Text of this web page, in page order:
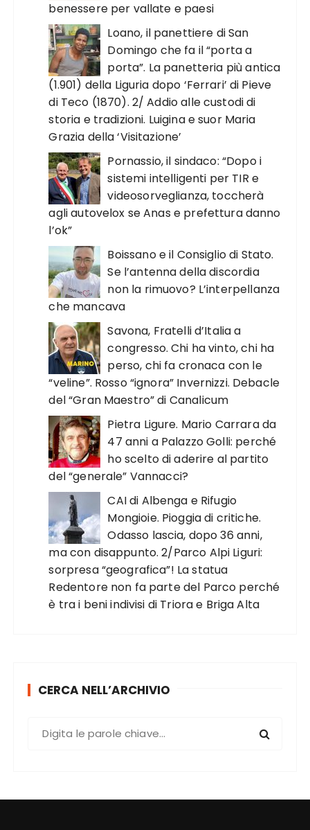
benessere per vallate e paesi
Loano, il panettiere di San
Domingo che fa il “porta a
porta”. La panetteria più antica
(1.901) della Liguria dopo ‘Ferrari’ di Pieve
di Teco (1870). 2/ Addio alle custodi di
storia e tradizioni. Luigina e suor Maria
Grazia della ‘Visitazione’
Pornassio, il sindaco: “Dopo i
sistemi intelligenti per TIR e
videosorveglianza, toccherà
agli autovelox se Anas e prefettura danno
l’ok”
Boissano e il Consiglio di Stato.
Se l’antenna della discordia
non la rimuovo? L’interpellanza
che mancava
Savona, Fratelli d’Italia a
congresso. Chi ha vinto, chi ha
perso, chi fa cronaca con le
“veline”. Rosso “ignora” Invernizzi. Debacle
del “Gran Maestro” di Canalicum
Pietra Ligure. Mario Carrara da
47 anni a Palazzo Golli: perché
ho scelto di aderire al partito
del “generale” Vannacci?
CAI di Albenga e Rifugio
Mongioie. Pioggia di critiche.
Odasso lascia, dopo 36 anni,
ma con disappunto. 2/Parco Alpi Liguri:
sorpresa “geografica”! La statua
Redentore non fa parte del Parco perché
è tra i beni indivisi di Triora e Briga Alta
CERCA NELL’ARCHIVIO